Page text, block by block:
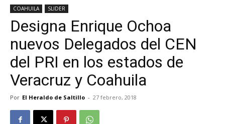
COAHUILA SLIDER
Designa Enrique Ochoa
nuevos Delegados del CEN
del PRI en los estados de
Veracruz y Coahuila
Por El Heraldo de Saltillo - 27 febrero, 2018